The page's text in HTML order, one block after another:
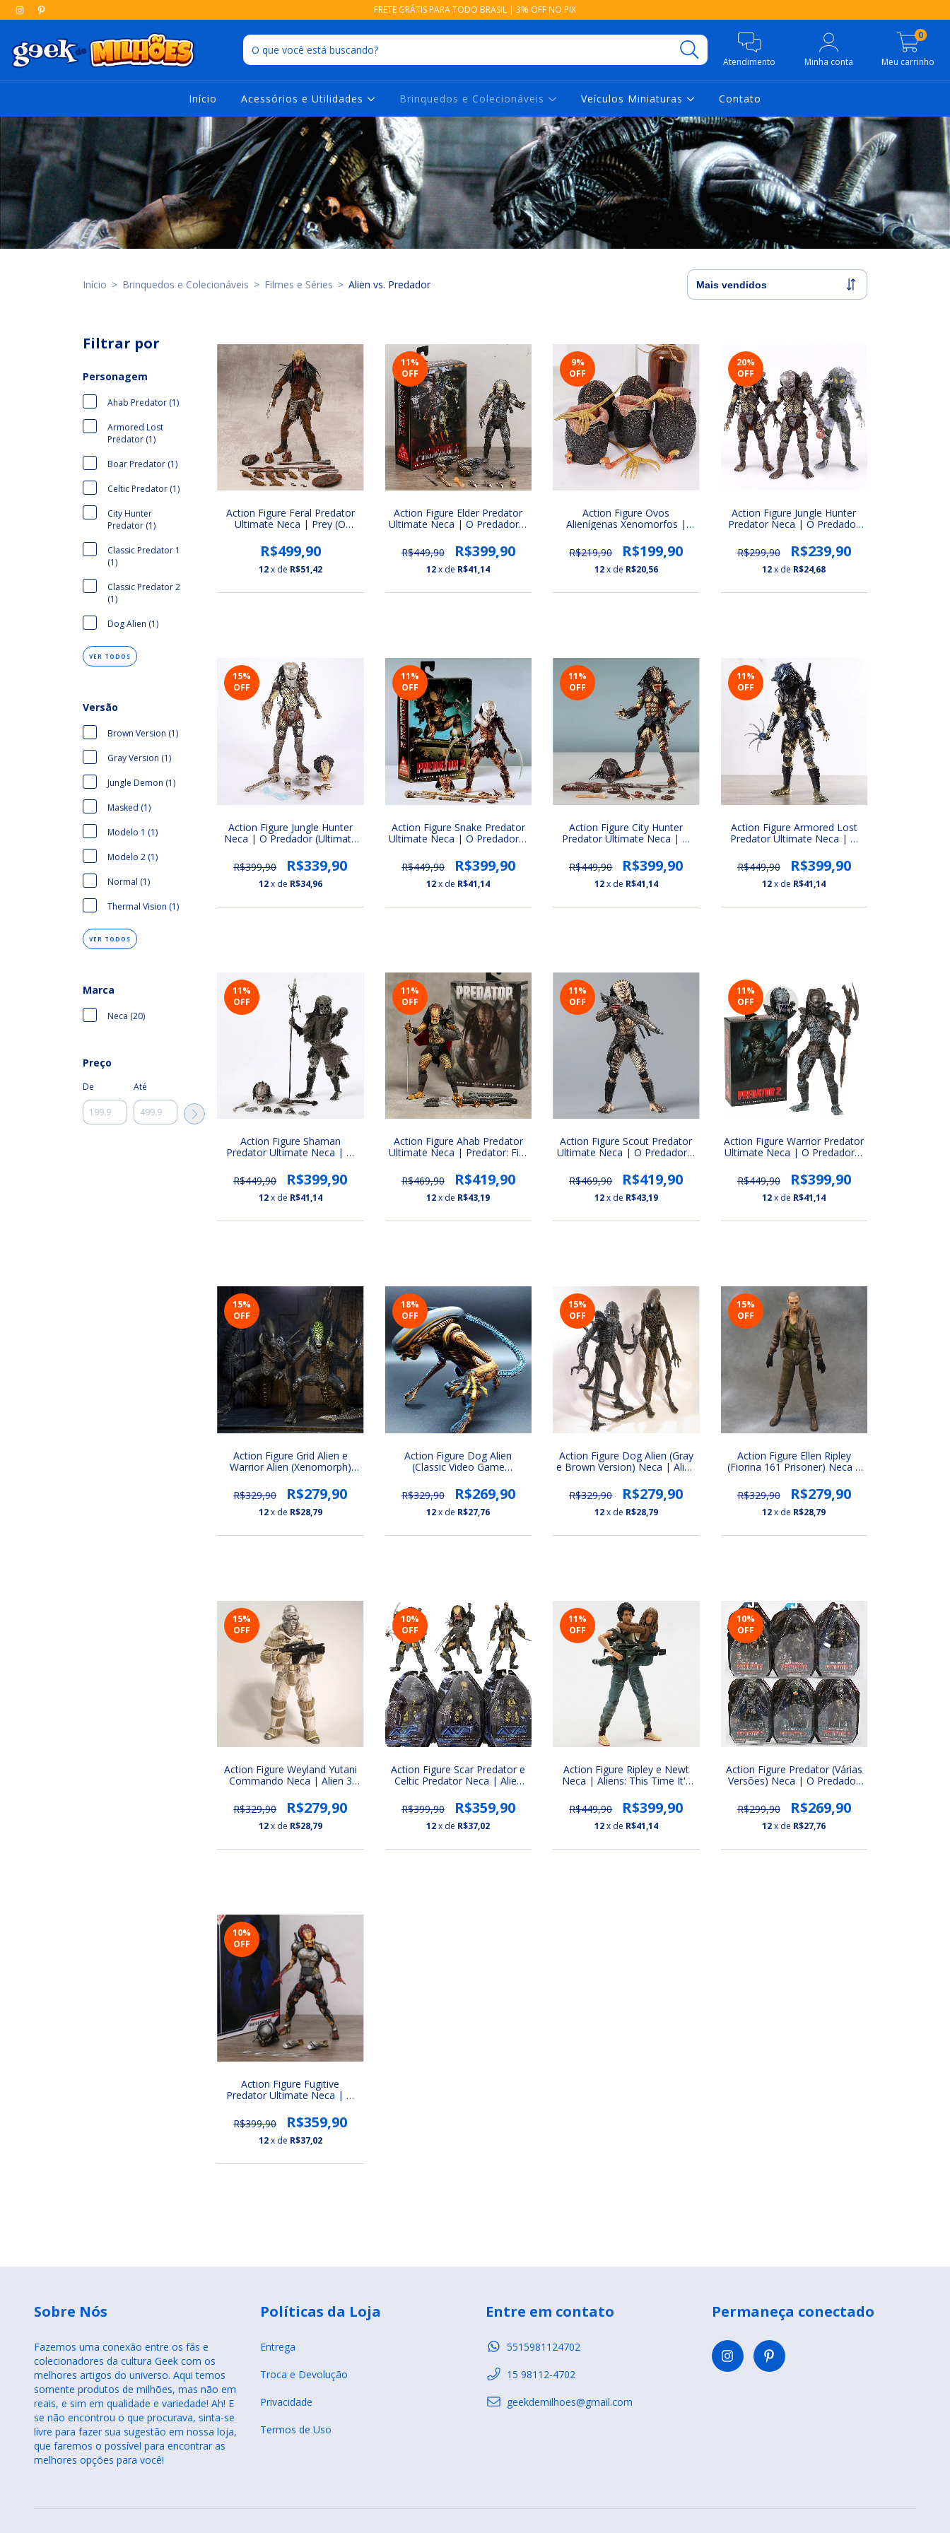
FRETE GRÁTIS PARA TODO BRASIL | 3% OFF NO PIX
Atendimento Minha conta Meu carrinho
0
Início Acessórios e Utilidades Brinquedos e Colecionáveis Veículos Miniaturas Contato
Início > Brinquedos e Colecionáveis > Filmes e Séries > Alien vs. Predador
Filtrar por
Personagem
Ahab Predator (1)
Armored Lost
Predator (1)
Boar Predator (1)
Celtic Predator (1)
City Hunter
Predator (1)
Classic Predator 1
(1)
Classic Predator 2
(1)
Dog Alien (1)
VER TODOS
Versão
Brown Version (1)
Gray Version (1)
Jungle Demon (1)
Masked (1)
Modelo 1 (1)
Modelo 2 (1)
Normal (1)
Thermal Vision (1)
VER TODOS
Marca
Neca (20)
Preço
De Até
Action Figure Feral Predator
Ultimate Neca | Prey (O
R$499,90
12x de R$51,42
11%
OFF
Action Figure Elder Predator
Ultimate Neca | O Predador 2
R$449,90
R$399,90
12x de R$41,14
9%
OFF
Action Figure Ovos
Alienígenas Xenomorfos |
R$219,90
R$199,90
12x de R$20,56
20%
OFF
Action Figure Jungle Hunter
Predator Neca | O Predador
R$299,90
R$239,90
12x de R$24,68
15%
OFF
Action Figure Jungle Hunter
Neca | O Predador (Ultimate
R$399,90
R$339,90
12x de R$34,96
11%
OFF
Action Figure Snake Predator
Ultimate Neca | O Predador 2
R$449,90
R$399,90
12x de R$41,14
11%
OFF
Action Figure City Hunter
Predator Ultimate Neca | O
Predador 7)
R$449,90 R$399,90
12x de R$41,14
11%
OFF
Action Figure Armored Lost
Predator Ultimate Neca | O
Predador 7)
R$449,90 R$399,90
12x de R$41,14
11%
OFF
Action Figure Shaman
Predator Ultimate Neca | O
Predador 7)
R$449,90 R$399,90
12x de R$41,14
11%
OFF
Action Figure Ahab Predator
Ultimate Neca | Predator: Fire
Predador 7)
R$469,90 R$419,90
12x de R$43,19
11%
OFF
Action Figure Scout Predator
Ultimate Neca | O Predador 2
R$469,90
R$419,90
12x de R$43,19
11%
OFF
Action Figure Warrior Predator
Ultimate Neca | O Predador 2
R$449,90
R$399,90
12x de R$41,14
15%
OFF
Action Figure Grid Alien e
Warrior Alien (Xenomorph)
(Series 7)
R$329,90 R$279,90
12x de R$28,79
18%
OFF
Action Figure Dog Alien
(Classic Video Game
(Xenomorph)
R$329,90 R$269,90
12x de R$27,76
15%
OFF
Action Figure Dog Alien (Gray
e Brown Version) Neca | Alien
R$329,90
R$279,90
12x de R$28,79
15%
OFF
Action Figure Ellen Ripley
(Fiorina 161 Prisoner) Neca |
R$329,90
R$279,90
12x de R$28,79
15%
OFF
Action Figure Weyland Yutani
Commando Neca | Alien 3
R$329,90
R$279,90
12x de R$28,79
10%
OFF
Action Figure Scar Predator e
Celtic Predator Neca | Alien
R$399,90
R$359,90
12x de R$37,02
11%
OFF
Action Figure Ripley e Newt
Neca | Aliens: This Time It's
R$449,90
R$399,90
12x de R$41,14
10%
OFF
Action Figure Predator (Várias
Versões) Neca | O Predador
R$299,90
R$269,90
12x de R$27,76
10%
OFF
Action Figure Fugitive
Predator Ultimate Neca | O
Vision)
R$399,90 R$359,90
12x de R$37,02
Sobre Nós
Fazemos uma conexão entre os fãs e
colecionadores da cultura Geek com os
melhores artigos do universo. Aqui temos
somente produtos de milhões, mas não em
reais, e sim em qualidade e variedade! Ah! E
se não encontrou o que procurava, sinta-se
livre para fazer sua sugestão em nossa loja,
que faremos o possível para encontrar as
melhores opções para você!
Políticas da Loja
Entrega
Troca e Devolução
Privacidade
Termos de Uso
Entre em contato
5515981124702
15 98112-4702
geekdemilhoes@gmail.com
Permaneça conectado